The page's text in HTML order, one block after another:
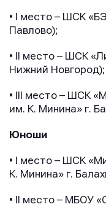
• I место – ШСК
Павлово);
• II место – ШСК
Нижний Новгород);
• III место – ШСК
им. К. Минина» г.
Юноши
• I место – ШСК
К. Минина» г.
• II место – МБОУ
E-mail
Телефон
Сообщение
E-mail
Телефон
Сообщение
E-mail